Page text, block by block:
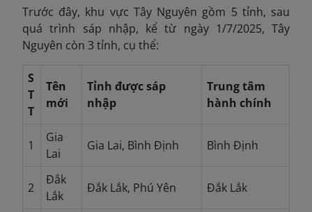
Trước đây, khu vực Tây Nguyên gồm 5 tỉnh, sau
quá trình sáp nhập, kể từ ngày 1/7/2025, Tây
Nguyên còn 3 tỉnh, cụ thể:
S
T
T
Tên
mới
Tỉnh được sáp
nhập
Trung tâm
hành chính
1
Gia
Lai
Gia Lai, Bình Định Bình Định
2
Đắk
Lắk
Đắk Lắk, Phú Yên Đắk Lắk